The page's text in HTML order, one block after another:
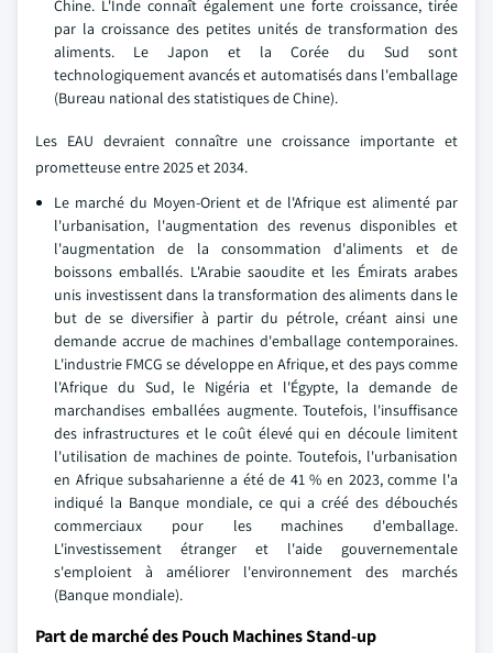
Chine. L'Inde connaît également une forte croissance, tirée
par la croissance des petites unités de transformation des
aliments. Le Japon et la Corée du Sud sont
technologiquement avancés et automatisés dans l'emballage
(Bureau national des statistiques de Chine).
Les EAU devraient connaître une croissance importante et
prometteuse entre 2025 et 2034.
Le marché du Moyen-Orient et de l'Afrique est alimenté par
l'urbanisation, l'augmentation des revenus disponibles et
l'augmentation de la consommation d'aliments et de
boissons emballés. L'Arabie saoudite et les Émirats arabes
unis investissent dans la transformation des aliments dans le
but de se diversifier à partir du pétrole, créant ainsi une
demande accrue de machines d'emballage contemporaines.
L'industrie FMCG se développe en Afrique, et des pays comme
l'Afrique du Sud, le Nigéria et l'Égypte, la demande de
marchandises emballées augmente. Toutefois, l'insuffisance
des infrastructures et le coût élevé qui en découle limitent
l'utilisation de machines de pointe. Toutefois, l'urbanisation
en Afrique subsaharienne a été de 41 % en 2023, comme l'a
indiqué la Banque mondiale, ce qui a créé des débouchés
commerciaux pour les machines d'emballage.
L'investissement étranger et l'aide gouvernementale
s'emploient à améliorer l'environnement des marchés
(Banque mondiale).
Part de marché des Pouch Machines Stand-up